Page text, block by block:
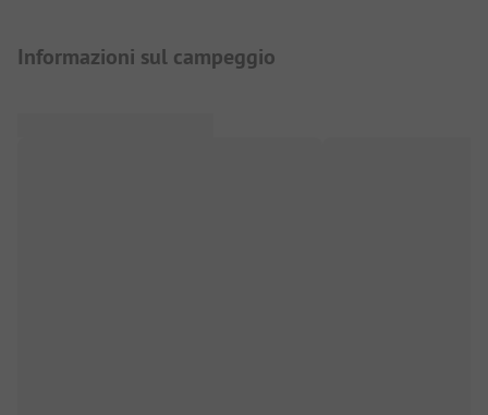
Informazioni sul campeggio